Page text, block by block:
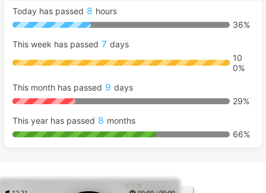
Today has passed 8 hours
36%
This week has passed 7 days
10
0%
This month has passed 9 days
29%
This year has passed 8 months
66%